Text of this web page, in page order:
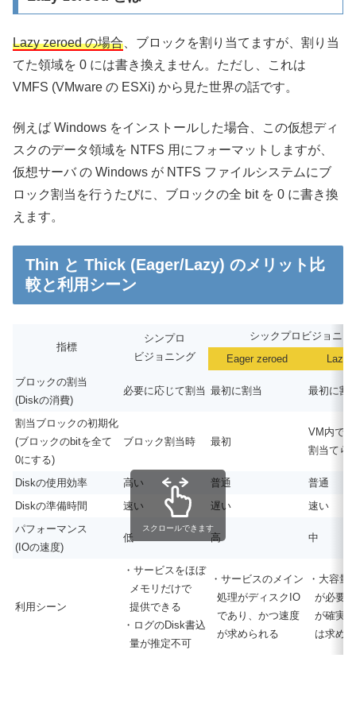
Lazy zeroed の場合 、ブロックを割り当てますが、割り当
てた領域を 0 には書き換えません。ただし、これは
VMFS (VMware の ESXi) から見た世界の話です。
例えば Windows をインストールした場合、この仮想ディ
スクのデータ領域を NTFS 用にフォーマットしますが、
仮想サーバ の Windows が NTFS ファイルシステムにブ
ロック割当を行うたびに、ブロックの全 bit を 0 に書き換
えます。
Thin と Thick (Eager/Lazy) のメリット比
較と利用シーン
指標
シンプロ
ビジョニング
シックプロビジョニン
Eager zeroed
Lazy
ブロックの割当
(Diskの消費)
必要に応じて割当 最初に割当 最初に割
割当ブロックの初期化
(ブロックのbitを全て
0にする)
ブロック割当時 最初
VM内で
割当てら
Diskの使用効率 高い 普通
普通
Diskの準備時間
速い 遅い
速い
パフォーマンス
(IOの速度)
低 高 中
利用シーン
・サービスをほぼ
メモリだけで
提供できる
・ログのDisk書込
量が推定不可
・サービスのメイン
処理がディスクIO
であり、かつ速度
が求められる
・大容量
が必要
が確実
は求め
スクロールできます